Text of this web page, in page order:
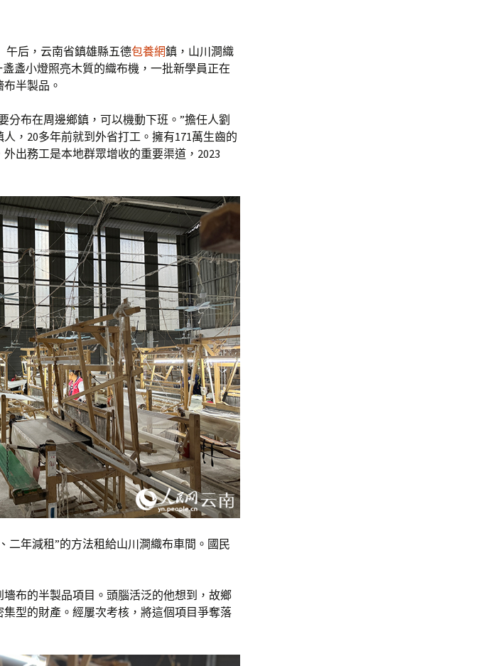
午后，云南省鎮雄縣五德包養網鎮，山川澗織
盞盞小燈照亮木質的織布機，一批新學員正在
半製品。
分布在周邊鄉鎮，可以機動下班。”擔任人劉
，20多年前就到外省打工。擁有171萬生齒的
出務工是本地群眾增收的重要渠道，2023
二年減租”的方法租給山川澗織布車間。國民
布的半製品項目。頭腦活泛的他想到，故鄉
型的財產。經屢次考核，將這個項目爭奪落